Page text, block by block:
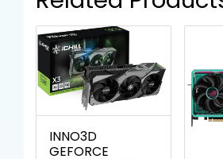
INNO3D
GEFORCE